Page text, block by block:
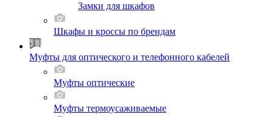
Замки для шкафов
Шкафы и кроссы по брендам
Муфты для оптического и телефонного кабелей
Муфты оптические
Муфты термоусаживаемые